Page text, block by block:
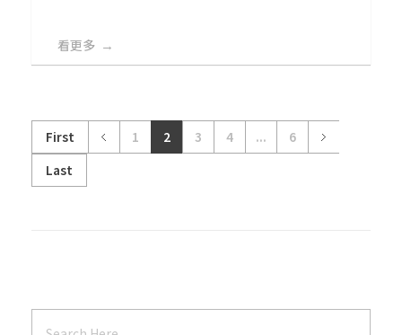
看更多
First 1 2 3 4 ...
6
Last